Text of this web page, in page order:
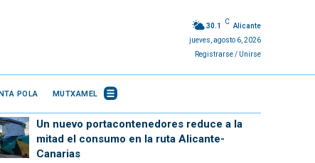
30.1
C
Alicante
jueves, agosto 6, 2026
Registrarse / Unirse
POLA MUTXAMEL
Un nuevo portacontenedores reduce a la
mitad el consumo en la ruta Alicante-
Canarias